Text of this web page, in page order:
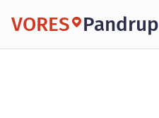
VORES Pandrup